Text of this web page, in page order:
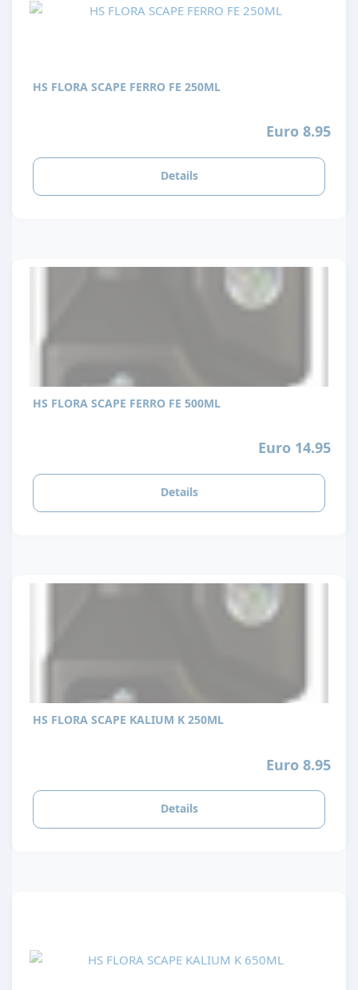
HS FLORA SCAPE FERRO FE 250ML
Euro 8.95
Details
HS FLORA SCAPE FERRO FE 500ML
Euro 14.95
Details
HS FLORA SCAPE KALIUM K 250ML
Euro 8.95
Details